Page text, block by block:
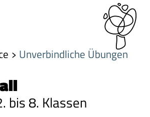
Unverbindliche Übungen
bis 8. Klassen